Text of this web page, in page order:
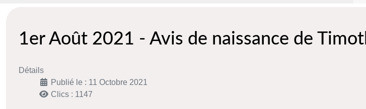
1er Août 2021 - Avis de naissance de
Détails
Publié le : 11 Octobre 2021
Clics : 1147